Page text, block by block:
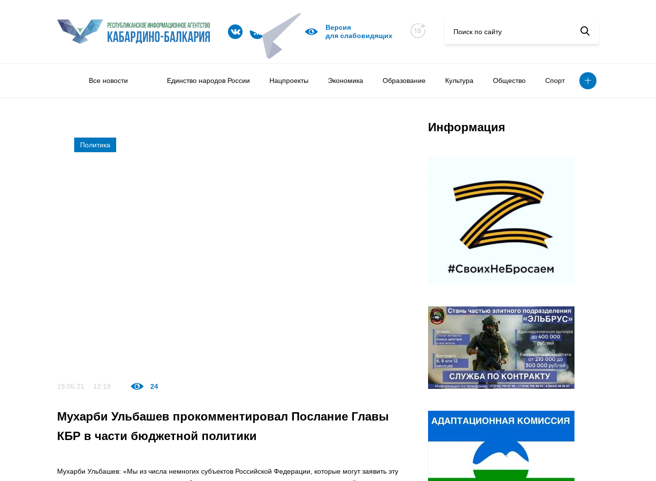
Версия
для слабовидящих
Все новости Единство народов России Нацпроекты Экономика Образование Культура Общество Спорт
Политика
19.05.21 12:19 24
Мухарби Ульбашев прокомментировал Послание Главы
КБР в части бюджетной политики
Мухарби Ульбашев: «Мы из числа немногих субъектов Российской Федерации, которые могут заявить эту
Информация